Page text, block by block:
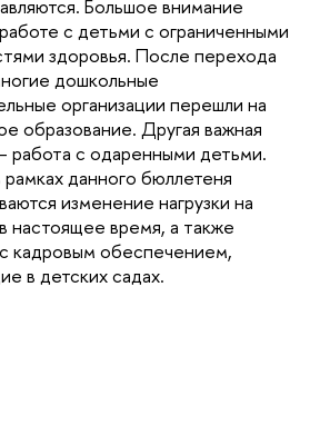
Большое внимание
с детьми с ограниченными
здоровья. После перехода
дошкольные
организации перешли на
образование. Другая важная
работа с одаренными детьми.
данного бюллетеня
изменение нагрузки на
настоящее время, а также
кадровым обеспечением,
в детских садах.